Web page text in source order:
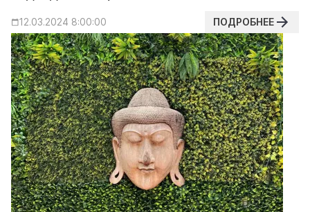
12.03.2024 8:00:00 ПОДРОБНЕЕ